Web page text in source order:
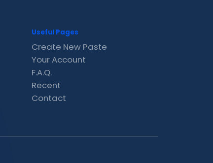
Useful Pages
Create New Paste
Your Account
F.A.Q.
Recent
Contact